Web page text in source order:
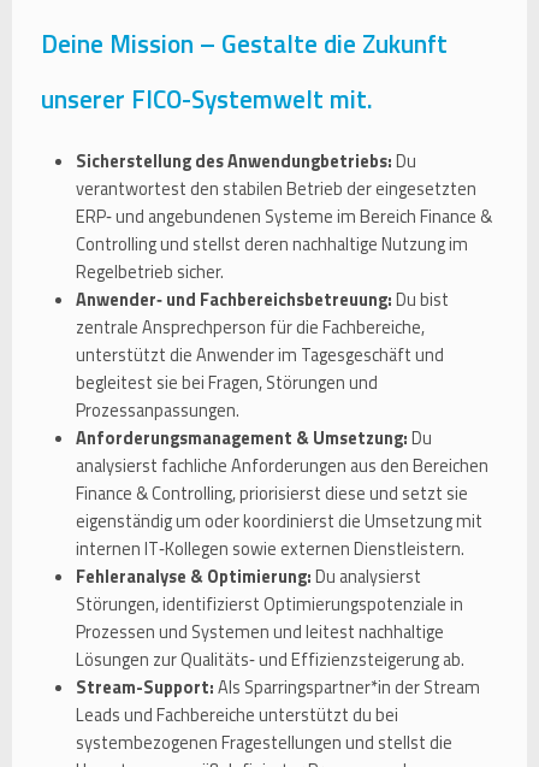
Deine Mission – Gestalte die Zukunft
unserer FICO-Systemwelt mit.
Sicherstellung des Anwendungbetriebs:Du
verantwortest den stabilen Betrieb der eingesetzten
ERP‑ und angebundenen Systeme im Bereich Finance &
Controlling und stellst deren nachhaltige Nutzung im
Regelbetrieb sicher.
Anwender‑ und Fachbereichsbetreuung:Du bist
zentrale Ansprechperson für die Fachbereiche,
unterstützt die Anwender im Tagesgeschäft und
begleitest sie bei Fragen, Störungen und
Prozessanpassungen.
Anforderungsmanagement & Umsetzung:Du
analysierst fachliche Anforderungen aus den Bereichen
Finance & Controlling, priorisierst diese und setzt sie
eigenständig um oder koordinierst die Umsetzung mit
internen IT‑Kollegen sowie externen Dienstleistern.
Fehleranalyse & Optimierung:Du analysierst
Störungen, identifizierst Optimierungspotenziale in
Prozessen und Systemen und leitest nachhaltige
Lösungen zur Qualitäts‑ und Effizienzsteigerung ab.
Stream-Support:Als Sparringspartner*in der Stream
Leads und Fachbereiche unterstützt du bei
systembezogenen Fragestellungen und stellst die